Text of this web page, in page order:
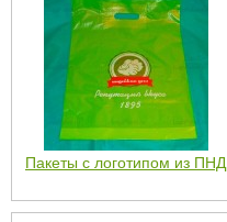
Пакеты с логотипом из ПНД